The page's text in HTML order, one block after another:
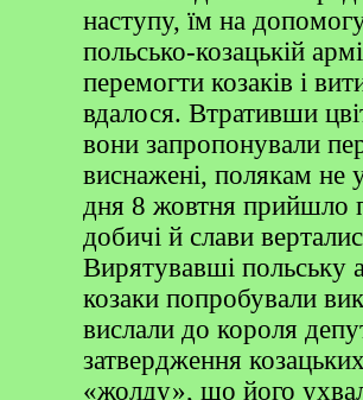
наступу, їм на
польсько-козацькій
перемогти козаків і
вдалося. Втративши
вони запропонували
виснажені, полякам не
дня 8 жовтня прийшло
добичі й слави
Вирятувавші польську
козаки попробували
вислали до короля
затвердження
«жолду», що його